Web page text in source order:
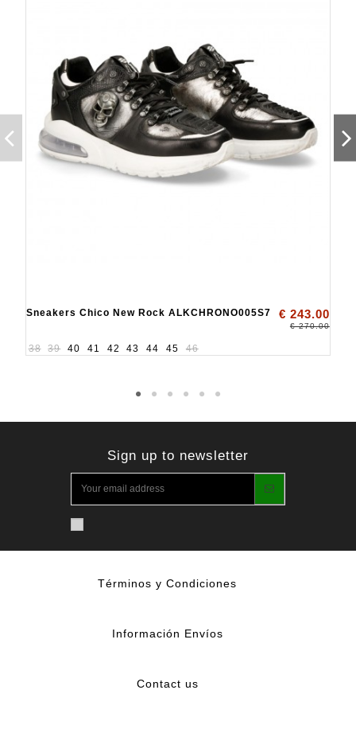
Sneakers Chico New Rock ALKCHRONO005S7 € 243.00
€ 270.00
38 39 40 41 42 43 44 45 46
Sign up to newsletter
Términos y Condiciones
Información Envíos
Contact us